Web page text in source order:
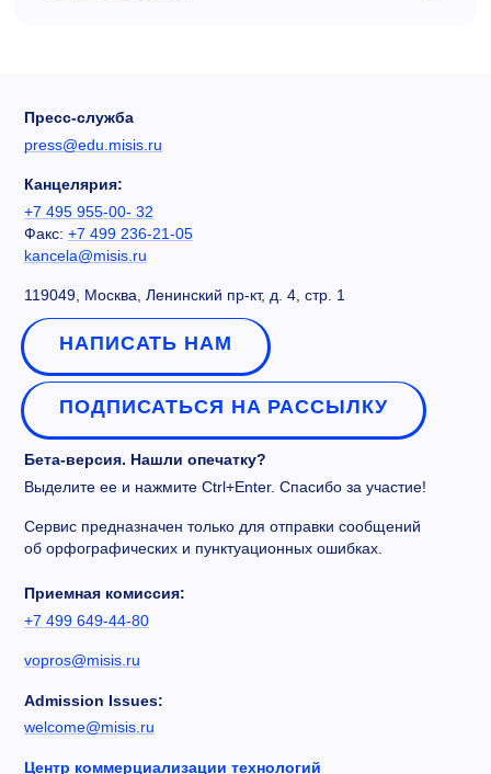
Пресс-служба
press@edu.misis.ru
Канцелярия:
+7 495 955-00- 32
Факс: +7 499 236-21-05
kancela@misis.ru
119049, Москва, Ленинский пр-кт, д. 4, стр. 1
НАПИСАТЬ НАМ
ПОДПИСАТЬСЯ НА РАССЫЛКУ
Бета-версия. Нашли опечатку?
Выделите ее и нажмите Ctrl+Enter. Спасибо за участие!
Сервис предназначен только для отправки сообщений
об орфографических и пунктуационных ошибках.
Приемная комиссия:
+7 499 649-44-80
vopros@misis.ru
Admission Issues:
welcome@misis.ru
Центр коммерциализации технологий